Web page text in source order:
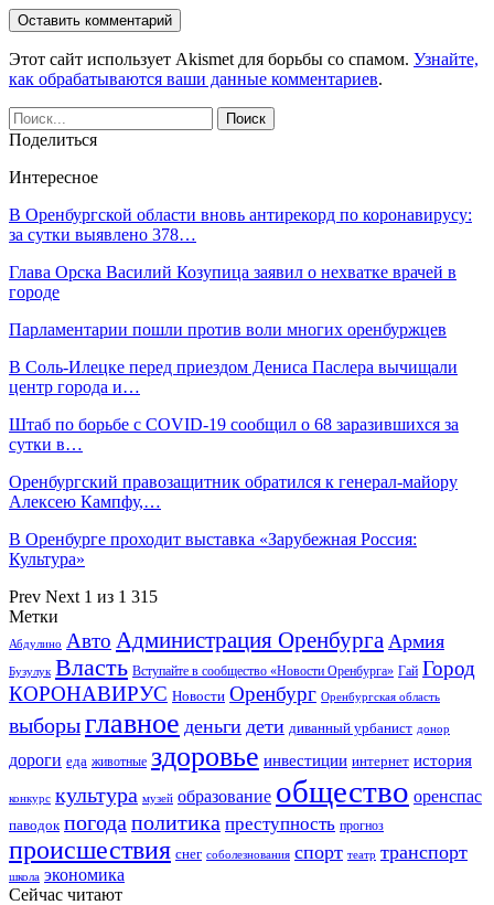
Этот сайт использует Akismet для борьбы со спамом. Узнайте,
как обрабатываются ваши данные комментариев.
Поделиться
Интересное
В Оренбургской области вновь антирекорд по коронавирусу:
за сутки выявлено 378…
Глава Орска Василий Козупица заявил о нехватке врачей в
городе
Парламентарии пошли против воли многих оренбуржцев
В Соль-Илецке перед приездом Дениса Паслера вычищали
центр города и…
Штаб по борьбе с СOVID-19 сообщил о 68 заразившихся за
сутки в…
Оренбургский правозащитник обратился к генерал-майору
Алексею Кампфу,…
В Оренбурге проходит выставка «Зарубежная Россия:
Культура»
Prev Next 1 из 1 315
Метки
Абдулино Авто Администрация Оренбурга Армия
Бузулук Власть Вступайте в сообщество «Новости Оренбурга» Гай Город
КОРОНАВИРУС Новости Оренбург Оренбургская область
выборыглавное деньги дети диванный урбанист донор
дороги еда животные здоровье инвестиции интернет история
конкурс культура музей образование общество оренспас
паводок погода политика преступность прогноз
происшествия снег соболезнования спорт театр транспорт
школа экономика
Сейчас читают